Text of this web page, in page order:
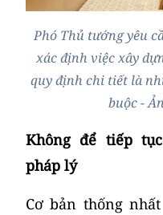
Phó Thủ tướng yêu
xác định việc xây
quy định chi tiết là
buộc -
Không để tiếp
pháp lý
Cơ bản thống